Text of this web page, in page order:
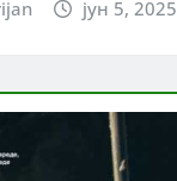
јун 5, 2025